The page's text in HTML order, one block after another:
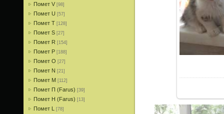
Помет V [98]
Помет U [57]
Помет T [128]
Помет S [27]
Помет R [154]
Помет P [188]
Помет О [27]
Помет N [21]
Помет M [112]
Помет П (Farus) [39]
Помет Н (Farus) [13]
Помет L [78]